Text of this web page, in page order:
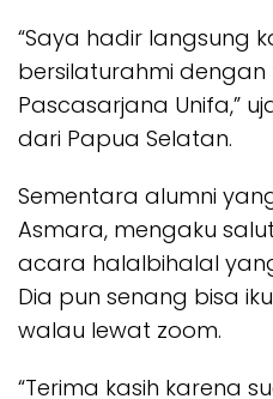
“Saya hadir langsung
bersilaturahmi
Pascasarjana Unifa,”
dari Papua Selatan.
Sementara alumni
Asmara, mengaku
acara halalbihalal
Dia pun senang bisa
walau lewat zoom.
“Terima kasih karena